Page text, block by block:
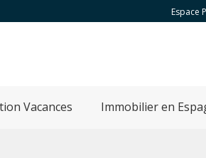
Espace
Vacances Immobilier en